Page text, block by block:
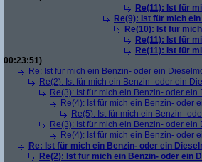
Re(11): Ist für
Re(9): Ist für mich
Re(10): Ist für
Re(11): Ist für
Re(11): Ist für
00:23:51)
Re: Ist für mich ein Benzin- oder ein
Re(2): Ist für mich ein Benzin- oder ein
Re(3): Ist für mich ein Benzin- oder
Re(4): Ist für mich ein Benzin- oder
Re(5): Ist für mich ein Benzin-
Re(3): Ist für mich ein Benzin- oder
Re(4): Ist für mich ein Benzin- oder
Re: Ist für mich ein Benzin- oder ein
Re(2): Ist für mich ein Benzin- oder ein